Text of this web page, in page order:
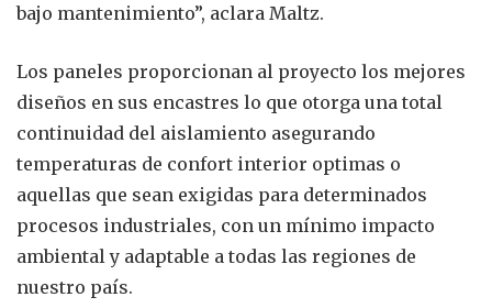
bajo mantenimiento”, aclara Maltz.
Los paneles proporcionan al proyecto los mejores
diseños en sus encastres lo que otorga una total
continuidad del aislamiento asegurando
temperaturas de confort interior optimas o
aquellas que sean exigidas para determinados
procesos industriales, con un mínimo impacto
ambiental y adaptable a todas las regiones de
nuestro país.